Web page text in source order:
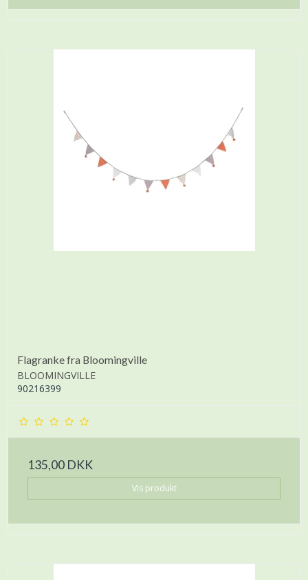
Flagranke fra Bloomingville
BLOOMINGVILLE
90216399
135,00 DKK
Vis produkt